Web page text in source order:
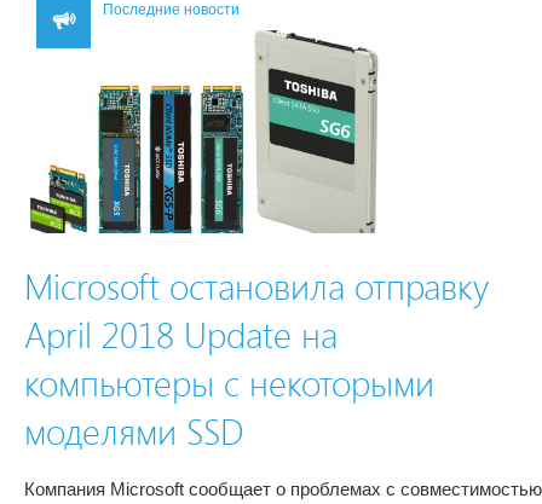
Последние новости
Microsoft остановила отправку
April 2018 Update на
компьютеры с некоторыми
моделями SSD
Компания Microsoft сообщает о проблемах с совместимостью